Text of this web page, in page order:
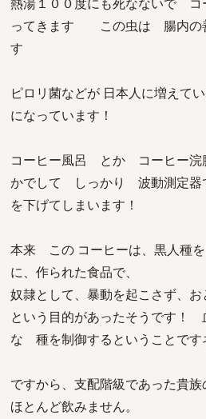
ってきます この虫は 腸内の
す
ピロリ菌などが 日本人に増えて
になっています！
コーヒー風呂 とか コーヒー
かでして しっかり 波動測定器
を下げてしまいます！
本来 この コーヒーは、黒人種
に、作られた食品で、
奴隷として、暴動を起こさず、
という目的があったそうです
な 種を制御するということです
ですから、支配階級であった貴
ほとんど飲みません。